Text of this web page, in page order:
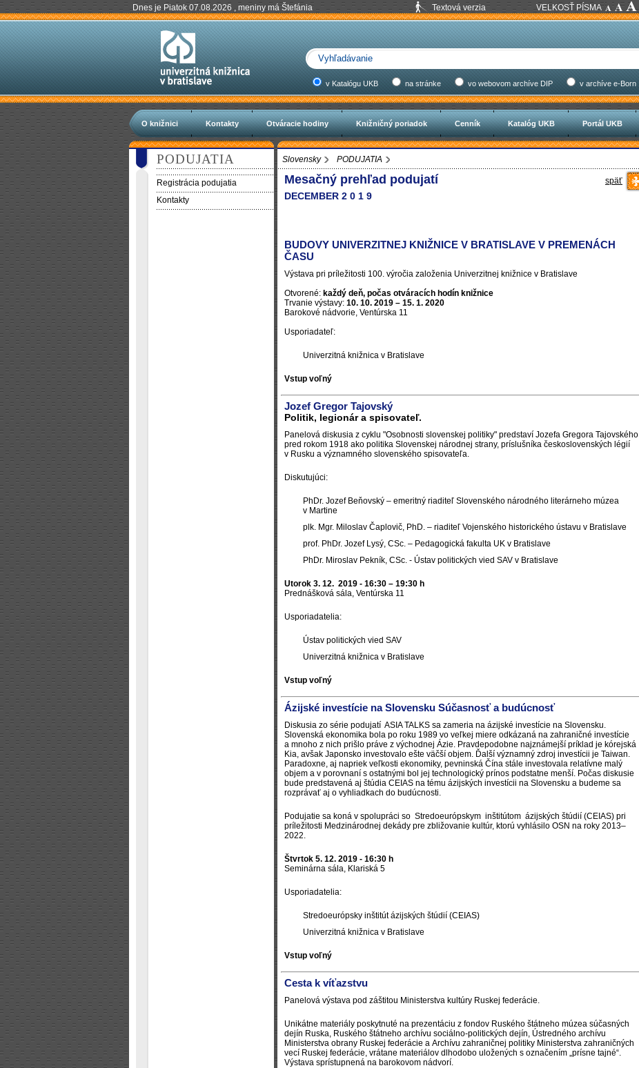
Dnes je Piatok 07.08.2026 , meniny má Štefánia Textová verzia VELKOSŤ PÍSMA
v Katalógu UKB na stránke vo webovom archíve DIP v archíve e-Born
O knižnici Kontakty Otváracie hodiny Knižničný poriadok Cenník Katalóg UKB Portál UKB
Slovensky PODUJATIA
Mesačný prehľad podujatí späť
DECEMBER 2 0 1 9
BUDOVY UNIVERZITNEJ KNIŽNICE V BRATISLAVE V PREMENÁCH
ČASU
Výstava pri príležitosti 100. výročia založenia Univerzitnej knižnice v Bratislave
Otvorené: každý deň, počas otváracích hodín knižnice
Trvanie výstavy: 10. 10. 2019 – 15. 1. 2020
Barokové nádvorie, Ventúrska 11
Usporiadateľ:
Univerzitná knižnica v Bratislave
Vstup voľný
Jozef Gregor Tajovský
Politik, legionár a spisovateľ.
Panelová diskusia z cyklu "Osobnosti slovenskej politiky" predstaví Jozefa Gregora Tajovského
pred rokom 1918 ako politika Slovenskej národnej strany, príslušníka československých légií
v Rusku a významného slovenského spisovateľa.
Diskutujúci:
PhDr. Jozef Beňovský – emeritný riaditeľ Slovenského národného literárneho múzea
v Martine
plk. Mgr. Miloslav Čaplovič, PhD. – riaditeľ Vojenského historického ústavu v Bratislave
prof. PhDr. Jozef Lysý, CSc. – Pedagogická fakulta UK v Bratislave
PhDr. Miroslav Pekník, CSc. - Ústav politických vied SAV v Bratislave
Utorok 3. 12. 2019 - 16:30 – 19:30 h
Prednášková sála, Ventúrska 11
Usporiadatelia:
Ústav politických vied SAV
Univerzitná knižnica v Bratislave
Vstup voľný
Ázijské investície na Slovensku Súčasnosť a budúcnosť
Diskusia zo série podujatí ASIA TALKS sa zameria na ázijské investície na Slovensku.
Slovenská ekonomika bola po roku 1989 vo veľkej miere odkázaná na zahraničné investície
a mnoho z nich prišlo práve z východnej Ázie. Pravdepodobne najznámejší príklad je kórejská
Kia, avšak Japonsko investovalo ešte väčší objem. Ďalší významný zdroj investícii je Taiwan.
Paradoxne, aj napriek veľkosti ekonomiky, pevninská Čína stále investovala relatívne malý
objem a v porovnaní s ostatnými bol jej technologický prínos podstatne menší. Počas diskusie
bude predstavená aj štúdia CEIAS na tému ázijských investícii na Slovensku a budeme sa
rozprávať aj o vyhliadkach do budúcnosti.
Podujatie sa koná v spolupráci so Stredoeurópskym inštitútom ázijských štúdií (CEIAS) pri
príležitosti Medzinárodnej dekády pre zbližovanie kultúr, ktorú vyhlásilo OSN na roky 2013–
2022.
Štvrtok 5. 12. 2019 - 16:30 h
Seminárna sála, Klariská 5
Usporiadatelia:
Stredoeurópsky inštitút ázijských štúdií (CEIAS)
Univerzitná knižnica v Bratislave
Vstup voľný
Cesta k víťazstvu
Panelová výstava pod záštitou Ministerstva kultúry Ruskej federácie.
Unikátne materiály poskytnuté na prezentáciu z fondov Ruského štátneho múzea súčasných
dejín Ruska, Ruského štátneho archívu sociálno-politických dejín, Ústredného archívu
Ministerstva obrany Ruskej federácie a Archívu zahraničnej politiky Ministerstva zahraničných
vecí Ruskej federácie, vrátane materiálov dlhodobo uložených s označením „prísne tajné“.
Výstava sprístupnená na barokovom nádvorí.
PODUJATIA
Registrácia podujatia
Kontakty